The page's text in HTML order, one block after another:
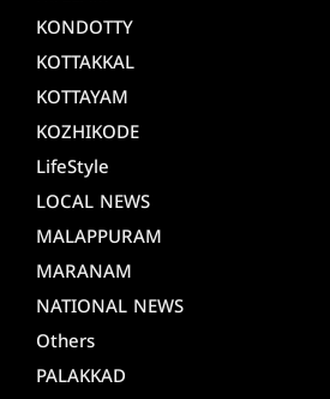
KONDOTTY
KOTTAKKAL
KOTTAYAM
KOZHIKODE
LifeStyle
LOCAL NEWS
MALAPPURAM
MARANAM
NATIONAL NEWS
Others
PALAKKAD